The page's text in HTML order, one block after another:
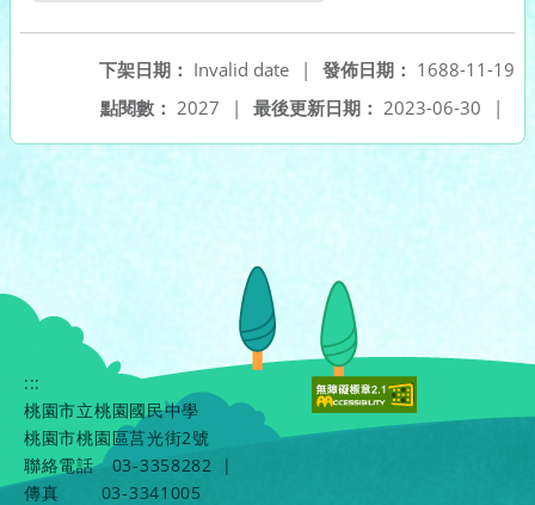
發佈日期： 1688-11-19
下架日期： Invalid date
|
最後更新日期： 2023-06-30 |
點閱數： 2027 |
:::
桃園市立桃園國民中學
桃園市桃園區莒光街2號
聯絡電話
03-3358282
|
傳真
03-3341005